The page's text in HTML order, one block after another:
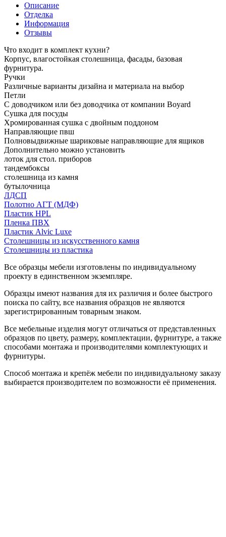
Описание
Отделка
Информация
Отзывы
Что входит в комплект кухни?
Корпус, влагостойкая столешница, фасады, базовая
фурнитура.
Ручки
Различные варианты дизайна и материала на выбор
Петли
С доводчиком или без доводчика от компании Boyard
Сушка для посуды
Хромированная сушка с двойным поддоном
Направляющие пвш
Полновыдвижные шариковые направляющие для ящиков
Дополнительно можно установить
лоток для стол. приборов
тандембоксы
столешница из камня
бутылочница
ЛДСП
Полотно АГТ (МДФ)
Пластик HPL
Пленка ПВХ
Пластик Alvic Luxe
Столешницы из искусственного камня
Столешницы из пластика
Все образцы мебели изготовлены по индивидуальному
проекту в единственном экземпляре.
Образцы имеют названия для их различия и более быстрого
поиска по сайту, все названия образцов не являются
зарегистрированным товарным знаком.
Все мебельные изделия могут отличаться от представленных
образцов по цвету, размеру, комплектации, фурнитуре, а также
способами монтажа и производителями комплектующих и
фурнитуры.
Способ монтажа и крепёж мебели по индивидуальному заказу
выбирается производителем по возможности её применения.